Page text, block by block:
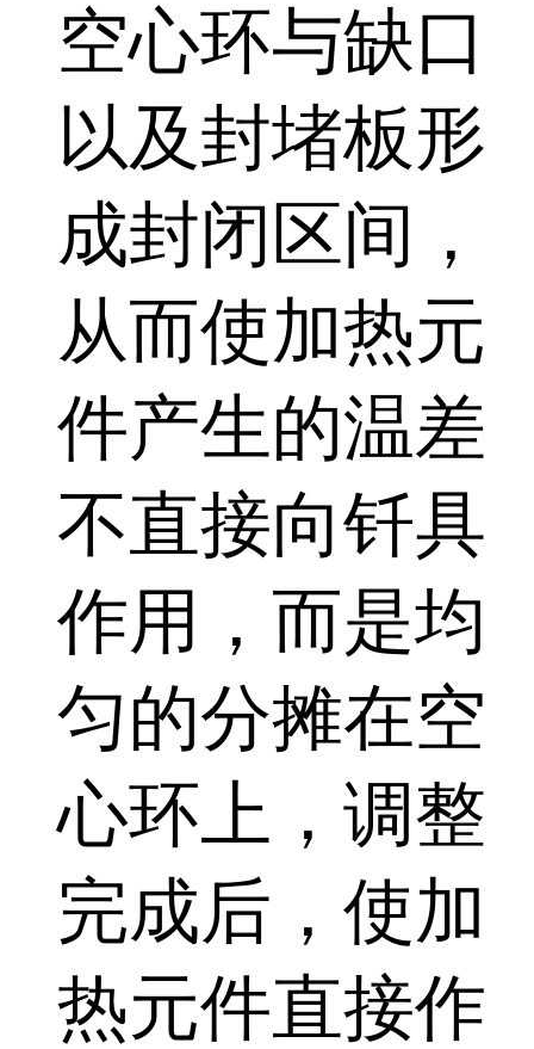
空心环与缺口
以及封堵板形
成封闭区间，
从而使加热元
件产生的温差
不直接向钎具
作用，而是均
匀的分摊在空
心环上，调整
完成后，使加
热元件直接作